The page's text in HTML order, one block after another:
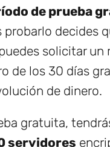
de prueba
probarlo decides
solicitar un
de los 30 días
de dinero.
gratuita,
servidores